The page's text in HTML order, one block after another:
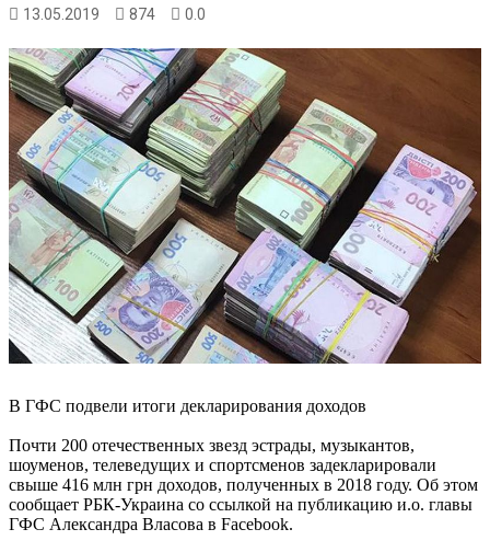
13.05.2019 874 0.0
В ГФС подвели итоги декларирования доходов
Почти 200 отечественных звезд эстрады, музыкантов,
шоуменов, телеведущих и спортсменов задекларировали
свыше 416 млн грн доходов, полученных в 2018 году. Об этом
сообщает РБК-Украина со ссылкой на публикацию и.о. главы
ГФС Александра Власова в Facebook.